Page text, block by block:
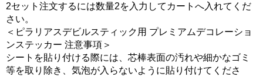
2セット注文するには数量2を入力してカートへ入れてくだ
さい。
＜ピラリアスデビルスティック用 プレミアムデコレーショ
ンステッカー 注意事項＞
シートを貼り付ける際には、芯棒表面の汚れや細かなゴミ
等を取り除き、気泡が入らないように貼り付けてくださ